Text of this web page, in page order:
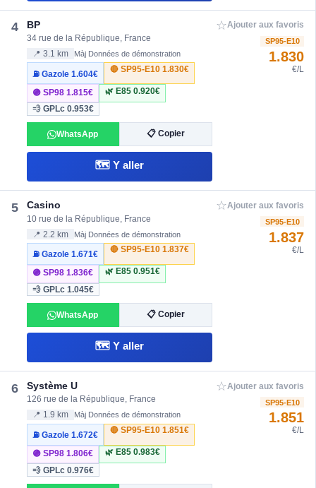
4 BP
34 rue de la République, France
📍 3.1 km Màj Données de démonstration
⛽ Gazole1.604€
🔴 SP95-E10 1.830€
🟣 SP981.815€ 🌿 E85 0.920€
💨 GPLc0.953€
WhatsApp 📋 Copier
🗺️ Y aller
☆Ajouter aux favoris
SP95-E10
1.830
€/L
5 Casino
10 rue de la République, France
📍 2.2 km Màj Données de démonstration
⛽ Gazole1.671€
🔴 SP95-E10 1.837€
🟣 SP981.836€ 🌿 E85 0.951€
💨 GPLc1.045€
WhatsApp 📋 Copier
🗺️ Y aller
☆Ajouter aux favoris
SP95-E10
1.837
€/L
6 Système U
126 rue de la République, France
📍 1.9 km Màj Données de démonstration
⛽ Gazole1.672€
🔴 SP95-E10 1.851€
🟣 SP981.806€ 🌿 E85 0.983€
💨 GPLc0.976€
☆Ajouter aux favoris
SP95-E10
1.851
€/L